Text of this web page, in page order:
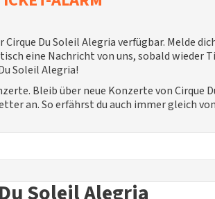
Du Soleil Alegria verfügbar. Melde
eine Nachricht von uns, sobald wieder
Soleil Alegria!
Bleib über neue Konzerte von Cirque
an. So erfährst du auch immer gleich